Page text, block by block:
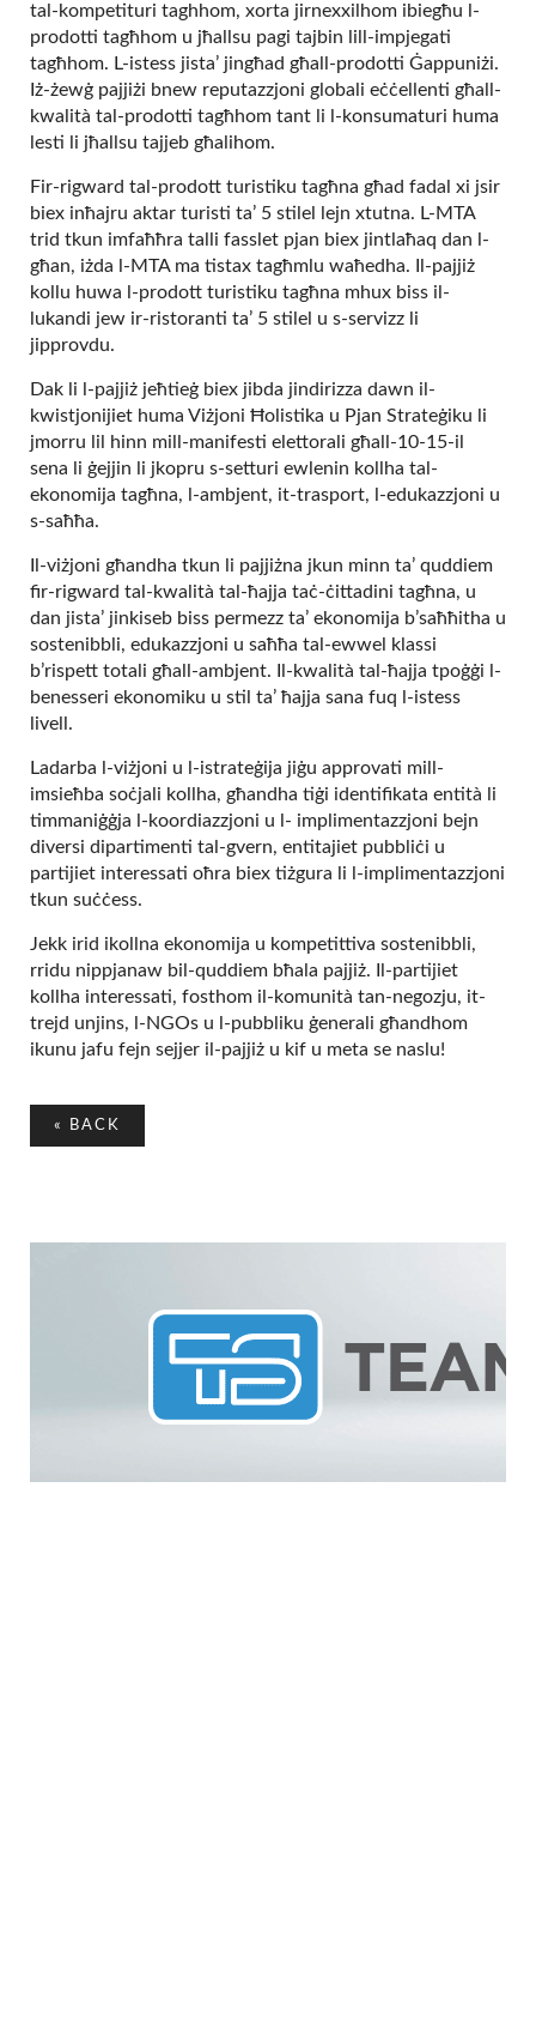
tal-kompetituri taghhom, xorta jirnexxilhom ibiegħu l-
prodotti tagħhom u jħallsu pagi tajbin lill-impjegati
tagħhom. L-istess jista’ jingħad għall-prodotti Ġappuniżi.
Iż-żewġ pajjiżi bnew reputazzjoni globali eċċellenti għall-
kwalità tal-prodotti tagħhom tant li l-konsumaturi huma
lesti li jħallsu tajjeb għalihom.
Fir-rigward tal-prodott turistiku tagħna għad fadal xi jsir
biex inħajru aktar turisti ta’ 5 stilel lejn xtutna. L-MTA
trid tkun imfaħħra talli fasslet pjan biex jintlaħaq dan l-
għan, iżda l-MTA ma tistax tagħmlu waħedha. Il-pajjiż
kollu huwa l-prodott turistiku tagħna mhux biss il-
lukandi jew ir-ristoranti ta’ 5 stilel u s-servizz li
jipprovdu.
Dak li l-pajjiż jeħtieġ biex jibda jindirizza dawn il-
kwistjonijiet huma Viżjoni Ħolistika u Pjan Strateġiku li
jmorru lil hinn mill-manifesti elettorali għall-10-15-il
sena li ġejjin li jkopru s-setturi ewlenin kollha tal-
ekonomija tagħna, l-ambjent, it-trasport, l-edukazzjoni u
s-saħħa.
Il-viżjoni għandha tkun li pajjiżna jkun minn ta’ quddiem
fir-rigward tal-kwalità tal-ħajja taċ-ċittadini tagħna, u
dan jista’ jinkiseb biss permezz ta’ ekonomija b’saħħitha u
sostenibbli, edukazzjoni u saħħa tal-ewwel klassi
b’rispett totali għall-ambjent. Il-kwalità tal-ħajja tpoġġi l-
benesseri ekonomiku u stil ta’ ħajja sana fuq l-istess
livell.
Ladarba l-viżjoni u l-istrateġija jiġu approvati mill-
imsieħba soċjali kollha, għandha tiġi identifikata entità li
timmaniġġja l-koordiazzjoni u l- implimentazzjoni bejn
diversi dipartimenti tal-gvern, entitajiet pubbliċi u
partijiet interessati oħra biex tiżgura li l-implimentazzjoni
tkun suċċess.
Jekk irid ikollna ekonomija u kompetittiva sostenibbli,
rridu nippjanaw bil-quddiem bħala pajjiż. Il-partijiet
kollha interessati, fosthom il-komunità tan-negozju, it-
trejd unjins, l-NGOs u l-pubbliku ġenerali għandhom
ikunu jafu fejn sejjer il-pajjiż u kif u meta se naslu!
« BACK